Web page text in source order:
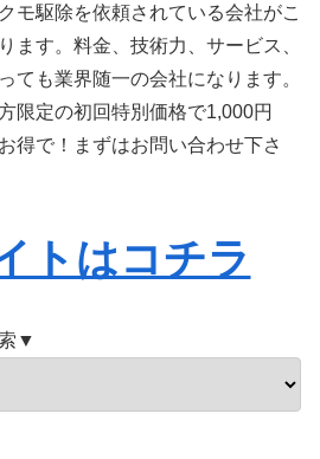
モ駆除を依頼されている会社がこ
ます。料金、技術力、サービス、
ても業界随一の会社になります。
限定の初回特別価格で1,000円
得で！まずはお問い合わせ下さ
トはコチラ
▼